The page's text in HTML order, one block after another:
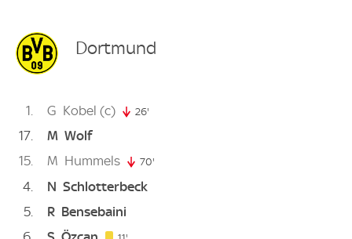
Dortmund
1 G Kobel (c) 26'
17 M Wolf
15
M Hummels 70'
4 N Schlotterbeck
5
R Bensebaini